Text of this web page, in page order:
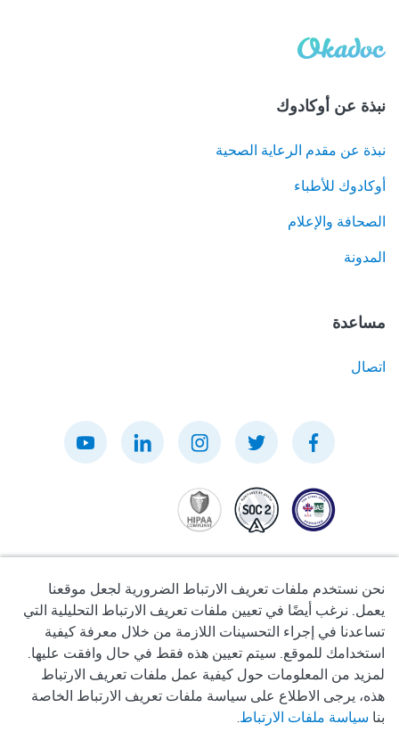
نبذة عن أوكادوك
نبذة عن مقدم الرعاية الصحية
أوكادوك للأطباء
الصحافة والإعلام
المدونة
مساعدة
اتصال
سياسة الخصوصية
شروط الاستخدام
سياسة ملفات تعريف الارتباط
نحن نستخدم ملفات تعريف الارتباط الضرورية لجعل موقعنا
يعمل. نرغب أيضًا في تعيين ملفات تعريف الارتباط التحليلية التي
تساعدنا في إجراء التحسينات اللازمة من خلال معرفة كيفية
استخدامك للموقع. سيتم تعيين هذه فقط في حال وافقت عليها.
لمزيد من المعلومات حول كيفية عمل ملفات تعريف الارتباط
هذه، يرجى الاطلاع على سياسة ملفات تعريف الارتباط الخاصة
بنا سياسة ملفات الارتباط.